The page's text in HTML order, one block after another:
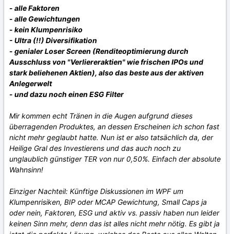
- alle Faktoren
- alle Gewichtungen
- kein Klumpenrisiko
- Ultra (!!) Diversifikation
- genialer Loser Screen (Rendite­optimierung durch
Ausschluss von "Verlierer­aktien" wie frischen IPOs und
stark beliehenen Aktien), also das beste aus der aktiven
Anlegerwelt
- und dazu noch einen ESG Filter
Mir kommen echt Tränen in die Augen aufgrund dieses
überragenden Produktes, an dessen Erscheinen ich schon fast
nicht mehr geglaubt hatte. Nun ist er also tatsächlich da, der
Heilige Gral des Investierens und das auch noch zu
unglaublich günstiger TER von nur 0,50%. Einfach der absolute
Wahnsinn!
Einziger Nachteil: Künftige Diskussionen im WPF um
Klumpenrisiken, BIP oder MCAP Gewichtung, Small Caps ja
oder nein, Faktoren, ESG und aktiv vs. passiv haben nun leider
keinen Sinn mehr, denn das ist alles nicht mehr nötig. Es gibt ja